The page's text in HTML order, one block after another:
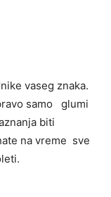
vaseg znaka.
samo glumi
biti
na vreme sve